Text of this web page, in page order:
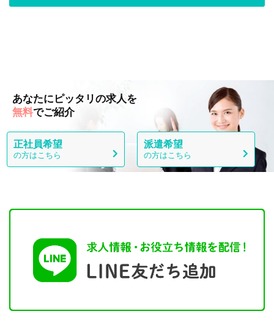
あなたにピッタリの求人を
無料でご紹介
正社員希望
の方はこちら
派遣希望
の方はこちら